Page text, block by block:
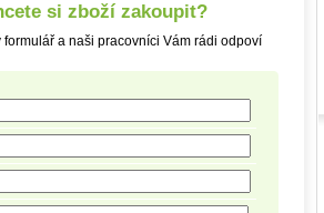
si zboží zakoupit?
a naši pracovníci Vám rádi odpoví